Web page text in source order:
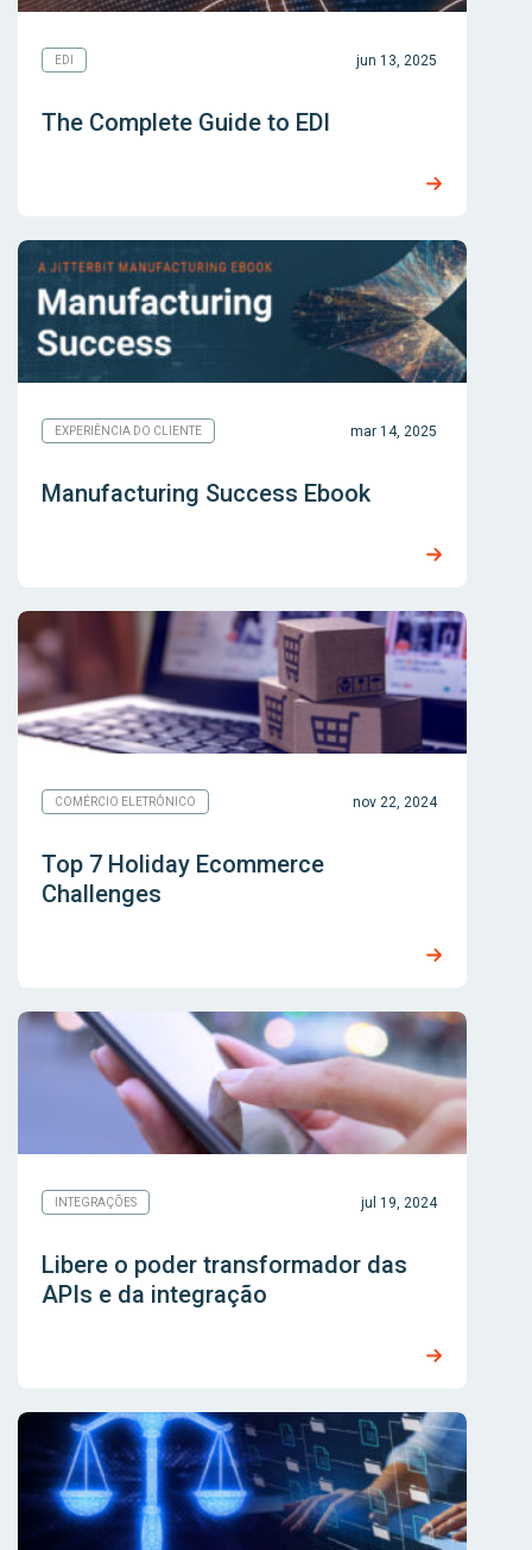
EDI jun 13, 2025
The Complete Guide to EDI
EXPERIÊNCIA DO CLIENTE mar 14, 2025
Manufacturing Success Ebook
COMÉRCIO ELETRÔNICO nov 22, 2024
Top 7 Holiday Ecommerce
Challenges
INTEGRAÇÕES jul 19, 2024
Libere o poder transformador das
APIs e da integração